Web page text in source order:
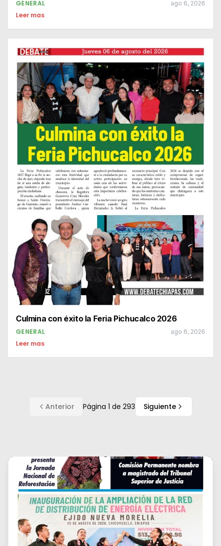
GENERAL ago 6, 2026
Leer mas
Culmina con éxito la Feria Pichucalco 2026
GENERAL ago 6, 2026
Leer mas
Anterior Página 1 de 293 Siguiente